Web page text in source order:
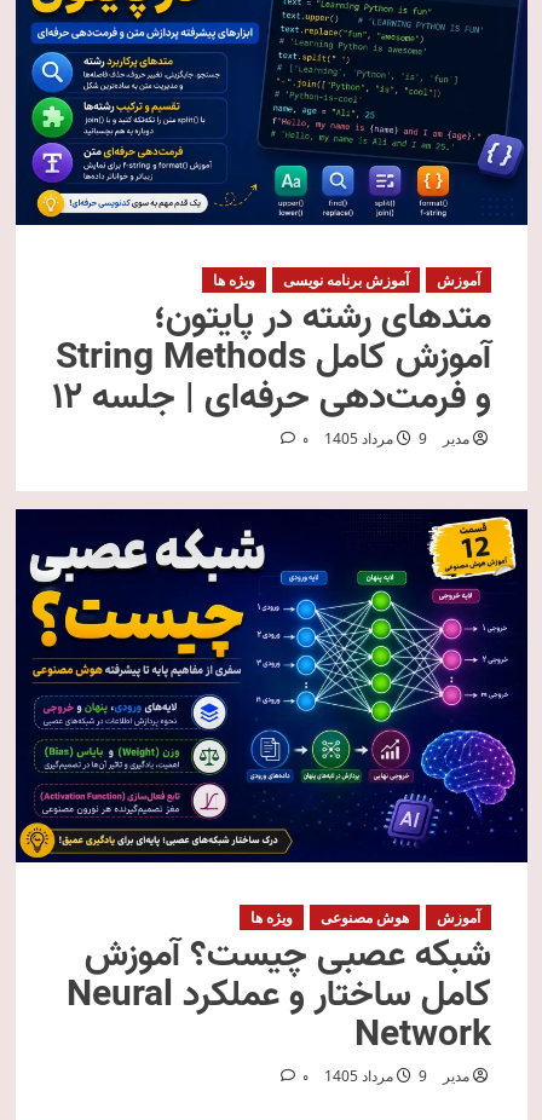
آموزش آموزش برنامه نویسی ویژه ها
متدهای رشته در پایتون؛
آموزش کامل String Methods
و فرمت‌دهی حرفه‌ای | جلسه ۱۲
مدیر 9 مرداد 1405 0
آموزش هوش مصنوعی ویژه ها
شبکه عصبی چیست؟ آموزش
کامل ساختار و عملکرد Neural
Network
مدیر 9 مرداد 1405 0